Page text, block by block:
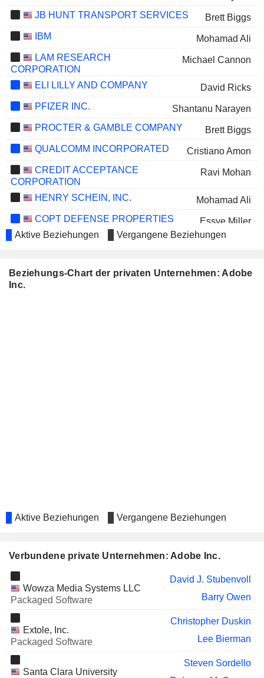
JB HUNT TRANSPORT SERVICES
Brett Biggs
IBM
Mohamad Ali
LAM RESEARCH
CORPORATION
Michael Cannon
ELI LILLY AND COMPANY
David Ricks
PFIZER INC.
Shantanu Narayen
PROCTER & GAMBLE COMPANY
Brett Biggs
QUALCOMM INCORPORATED
Cristiano Amon
CREDIT ACCEPTANCE
CORPORATION
Ravi Mohan
HENRY SCHEIN, INC.
Mohamad Ali
COPT DEFENSE PROPERTIES
Essye Miller
CAL-MAINE FOODS, INC.
Melanie Boulden
DOLBY LABORATORIES,
INC.
Shriram Revankar
FIVE9, INC.
FIDELITY
NATIONAL
INFORMATION
SERVICES, INC.
Anil Srinivasa Chakravarthy
LEIDOS HOLDINGS, INC.
Essye Miller
Y. C. Lee
WORKDAY INC.
Aktive Beziehungen Vergangene Beziehungen
Beziehungs-Chart der privaten Unternehmen: Adobe
Inc.
Aktive Beziehungen Vergangene Beziehungen
Verbundene private Unternehmen: Adobe Inc.
Wowza Media Systems LLC
Packaged Software
David J. Stubenvoll
Barry Owen
Extole, Inc.
Packaged Software
Christopher Duskin
Lee Bierman
Santa Clara University
Steven Sordello